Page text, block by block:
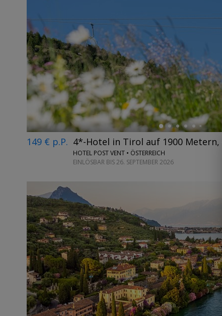
←
149 € p.P. 4*-Hotel in Tirol auf 1900 Metern, -
HOTEL POST VENT • ÖSTERREICH
EINLÖSBAR BIS 26. SEPTEMBER 2026
←